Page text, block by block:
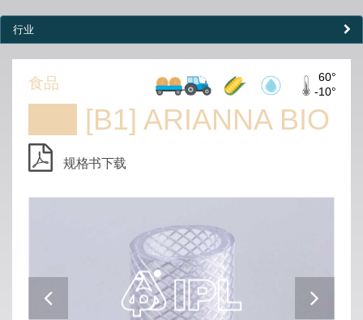
行业
-10°
60°
食品
[B1] ARIANNA BIO
规格书下载